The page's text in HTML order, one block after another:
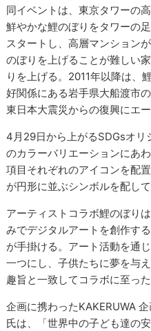
同イベントは、東京タワーの
鮮やかな鯉のぼりをタワーの
スタートし、高層マンション
のぼりを上げることが難しい
りを上げる。2011年以降は、
好関係にある岩手県大船渡市
東日本大震災からの復興にエー
4月29日から上がるSDGsオリ
のカラーバリエーションにあ
項目それぞれのアイコンを配
が円形に並ぶシンボルを配して
アーティストコラボ鯉のぼり
みでデジタルアートを創作す
が手掛ける。アート活動を通
一つにし、子供たちに夢を与
趣旨と一致してコラボに至った
企画に携わったKAKERUWA
氏は、「世界中の子ども達の